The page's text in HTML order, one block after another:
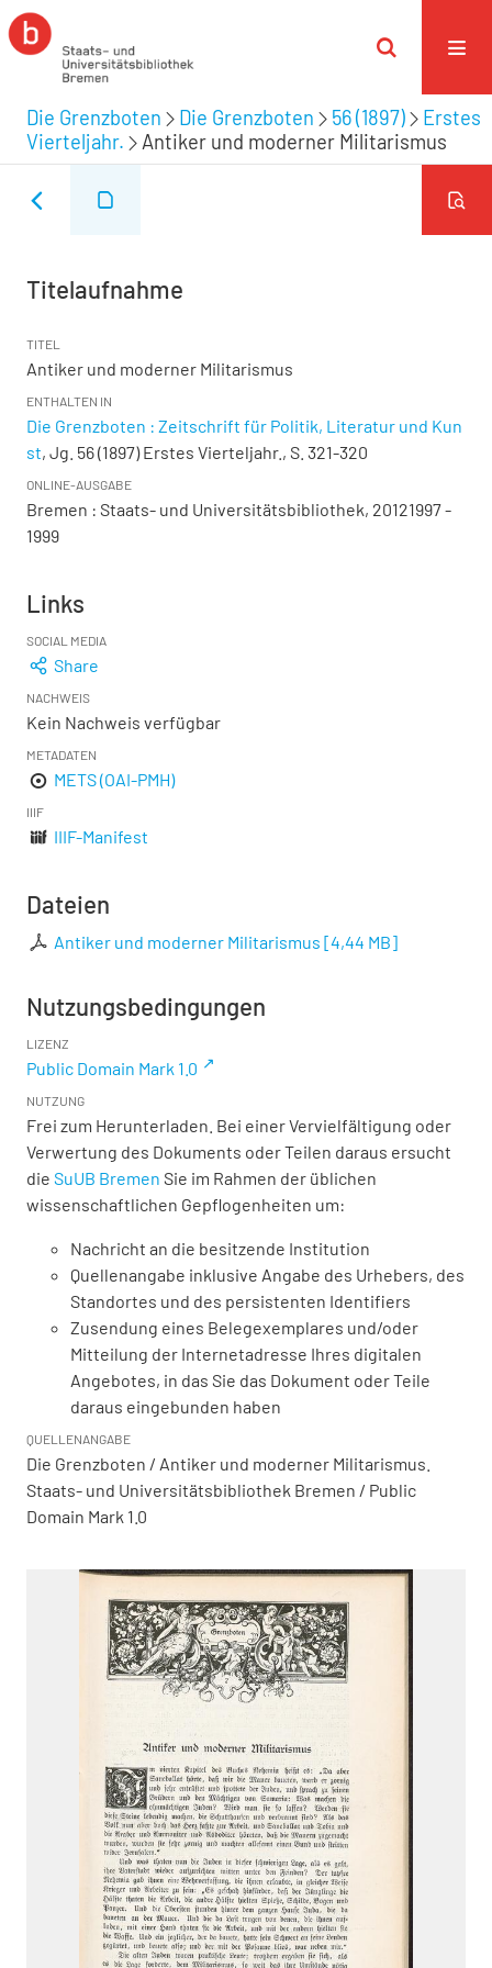
Die Grenzboten Die Grenzboten 56 (1897)
Erstes
Vierteljahr.
Antiker und moderner Militarismus
Titelaufnahme
TITEL
Antiker und moderner Militarismus
ENTHALTEN IN
Die Grenzboten : Zeitschrift für Politik, Literatur und Kun
st, Jg. 56 (1897) Erstes Vierteljahr., S. 321-320
ONLINE-AUSGABE
Bremen : Staats- und Universitätsbibliothek, 20121997 -
1999
Links
SOCIAL MEDIA
Share
NACHWEIS
Kein Nachweis verfügbar
METADATEN
METS (OAI-PMH)
IIIF
IIIF-Manifest
Dateien
Antiker und moderner Militarismus [4,44 MB]
Nutzungsbedingungen
LIZENZ
Public Domain Mark 1.0
NUTZUNG
Frei zum Herunterladen. Bei einer Vervielfältigung oder
Verwertung des Dokuments oder Teilen daraus ersucht
die SuUB Bremen Sie im Rahmen der üblichen
wissenschaftlichen Gepflogenheiten um:
Nachricht an die besitzende Institution
Quellenangabe inklusive Angabe des Urhebers, des
Standortes und des persistenten Identifiers
Zusendung eines Belegexemplares und/oder
Mitteilung der Internetadresse Ihres digitalen
Angebotes, in das Sie das Dokument oder Teile
daraus eingebunden haben
QUELLENANGABE
Die Grenzboten / Antiker und moderner Militarismus.
Staats- und Universitätsbibliothek Bremen / Public
Domain Mark 1.0